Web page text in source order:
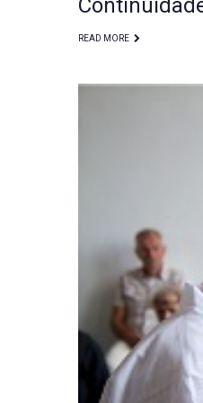
READ MORE